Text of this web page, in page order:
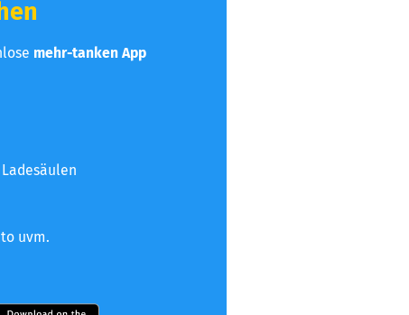
mehr-tanken App
uvm.